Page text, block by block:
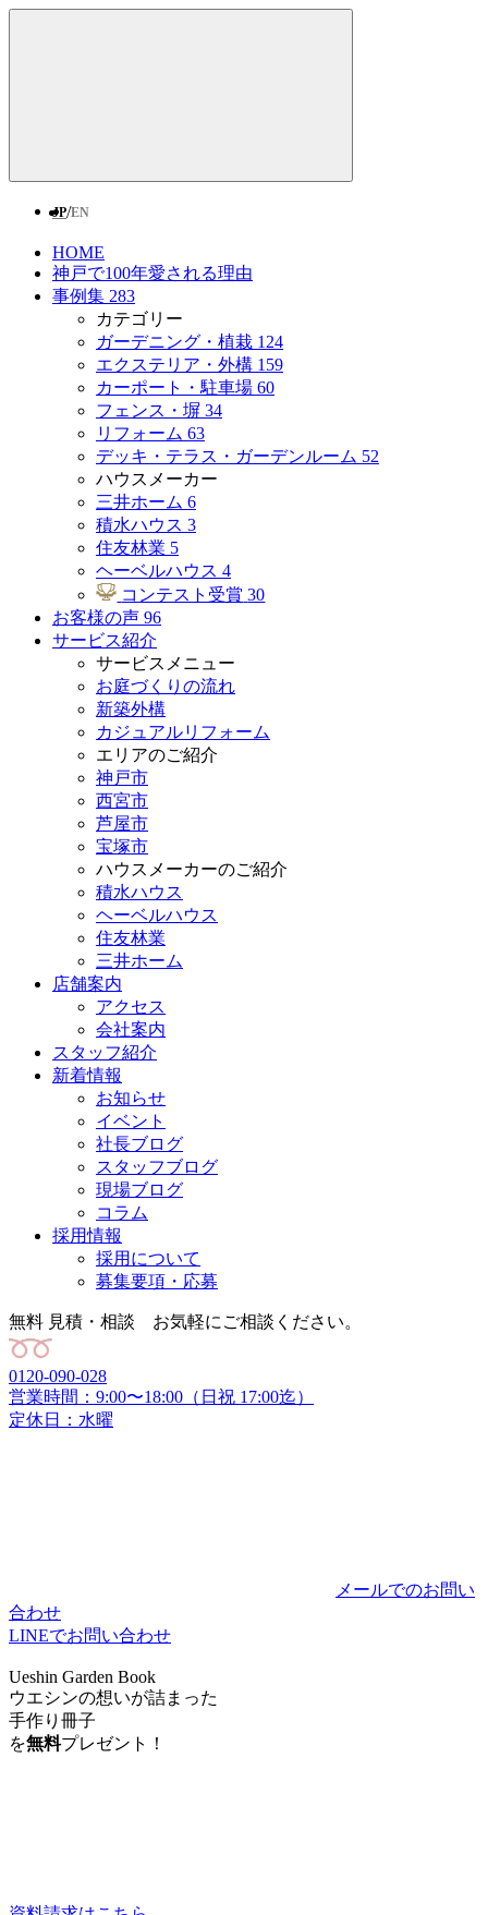
JP/EN
HOME
神戸で100年愛される理由
事例集 283
カテゴリー
ガーデニング・植栽 124
エクステリア・外構 159
カーポート・駐車場 60
フェンス・塀 34
リフォーム 63
デッキ・テラス・ガーデンルーム 52
ハウスメーカー
三井ホーム 6
積水ハウス 3
住友林業 5
ヘーベルハウス 4
コンテスト受賞 30
お客様の声 96
サービス紹介
サービスメニュー
お庭づくりの流れ
新築外構
カジュアルリフォーム
エリアのご紹介
神戸市
西宮市
芦屋市
宝塚市
ハウスメーカーのご紹介
積水ハウス
ヘーベルハウス
住友林業
三井ホーム
店舗案内
アクセス
会社案内
スタッフ紹介
新着情報
お知らせ
イベント
社長ブログ
スタッフブログ
現場ブログ
コラム
採用情報
採用について
募集要項・応募
無料 見積・相談 お気軽にご相談ください。
0120-090-028
営業時間：9:00〜18:00（日祝 17:00迄）
定休日：水曜
メールでのお問い
合わせ
LINEでお問い合わせ
Ueshin Garden Book
ウエシンの想いが詰まった
手作り冊子
を無料プレゼント！